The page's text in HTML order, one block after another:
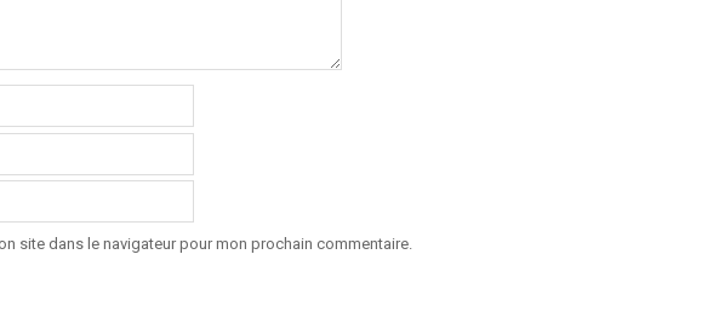
site dans le navigateur pour mon prochain commentaire.